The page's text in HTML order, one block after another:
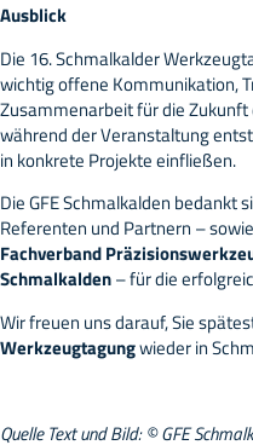
Ausblick
Die 16. Schmalkalder
wichtig offene Kommunikation,
Zusammenarbeit für die
während der Veranstaltung
in konkrete Projekte einfließen.
Die GFE Schmalkalden bedankt
Referenten und Partnern –
Fachverband
Schmalkalden– für die
Wir freuen uns darauf, Sie
Werkzeugtagungwieder in
Quelle Text und Bild: © GFE